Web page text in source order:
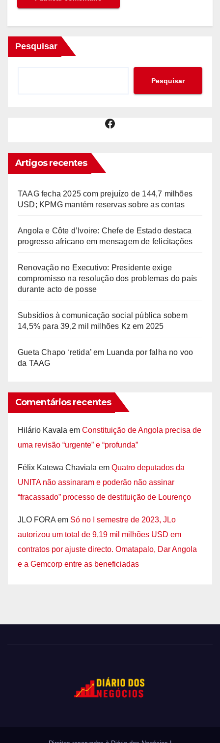
Pesquisar
Pesquisar
Facebook
Artigos recentes
TAAG fecha 2025 com prejuízo de 144,7 milhões
USD; KPMG mantém reservas sobre as contas
Angola e Côte d’Ivoire: Chefe de Estado destaca
progresso africano em mensagem de felicitações
Renovação no Executivo: Presidente exige
compromisso na resolução dos problemas do país
durante acto de posse
Subsídios à comunicação social pública sobem
14,5% para 39,2 mil milhões Kz em 2025
Gueta Chapo ‘retida’ em Luanda por falha no voo
da TAAG
Comentários recentes
Hilário Kavala em Constituição de Angola precisa de
uma revisão “urgente” e “profunda”
Félix Katewa Chaviala em Quatro deputados da
UNITA não assinaram e poderão não assinar
“fracassado” processo de destituição de Lourenço
JLO FORA em Só no I semestre de 2023, JLo
autorizou um total de 9,19 mil milhões USD em
contratos por ajuste directo. Omatapalo, Dar Angola
e a Gemcorp entre as beneficiadas